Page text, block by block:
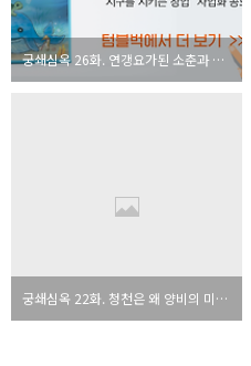
궁쇄심옥 26화. 연갱요가된 소춘과 그의 책사가된 소언
궁쇄심옥 22화. 청천은 왜 양비의 미움을 받게되는가?